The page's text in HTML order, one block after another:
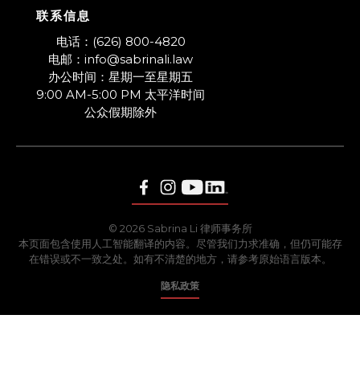
联系信息
​电话：(626) 800-4820
电邮：info@sabrinali.law
办公时间：星期一至星期五
9:00 AM-5:00 PM 太平洋时间
​公众假期除外
© 2026 Sabrina Li 律师事务所
本页面包含使用人工智能翻译的内容。尽管我们力求准确，但仍可能存
在错误或不一致之处。如有不清楚的地方，请参考原始语言版本。
隐私政策